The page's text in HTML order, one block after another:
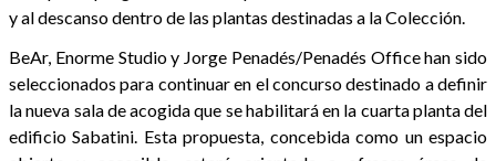
y al descanso dentro de las plantas destinadas a la Colección.
BeAr, Enorme Studio y Jorge Penadés/Penadés Office han sido
seleccionados para continuar en el concurso destinado a definir
la nueva sala de acogida que se habilitará en la cuarta planta del
edificio Sabatini. Esta propuesta, concebida como un espacio